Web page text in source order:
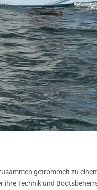
getrommelt zu
ihre Technik und